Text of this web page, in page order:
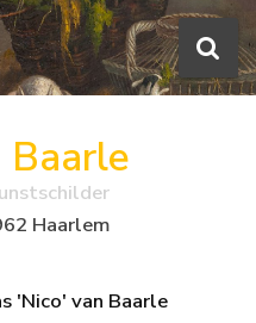
Baarle
Haarlem
'Nico' van Baarle